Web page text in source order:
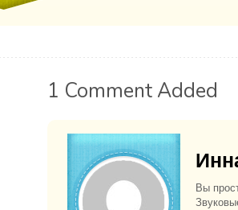
1 Comment Added
Вы